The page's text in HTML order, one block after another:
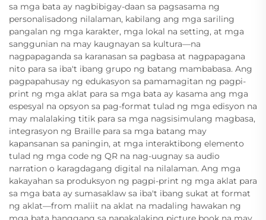
sa mga bata ay nagbibigay-daan sa pagsasama ng
personalisadong nilalaman, kabilang ang mga sariling
pangalan ng mga karakter, mga lokal na setting, at mga
sanggunian na may kaugnayan sa kultura—na
nagpapaganda sa karanasan sa pagbasa at nagpapagana
nito para sa iba't ibang grupo ng batang mambabasa. Ang
pagpapahusay ng edukasyon sa pamamagitan ng pagpi-
print ng mga aklat para sa mga bata ay kasama ang mga
espesyal na opsyon sa pag-format tulad ng mga edisyon na
may malalaking titik para sa mga nagsisimulang magbasa,
integrasyon ng Braille para sa mga batang may
kapansanan sa paningin, at mga interaktibong elemento
tulad ng mga code ng QR na nag-uugnay sa audio
narration o karagdagang digital na nilalaman. Ang mga
kakayahan sa produksyon ng pagpi-print ng mga aklat para
sa mga bata ay sumasaklaw sa iba't ibang sukat at format
ng aklat—from maliit na aklat na madaling hawakan ng